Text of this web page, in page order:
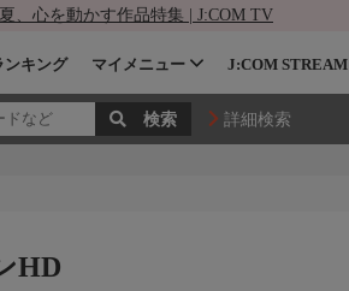
、心を動かす作品特集 | J:COM TV
ンキング マイメニュー J:COM STREAM
詳細検索
HD